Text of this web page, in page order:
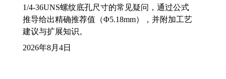
1/4-36UNS螺纹底孔尺寸的常见疑问，通过公式
推导给出精确推荐值（Φ5.18mm），并附加工艺
建议与扩展知识。
2026年8月4日